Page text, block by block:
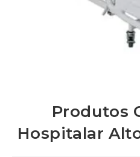
Produtos
Hospitalar